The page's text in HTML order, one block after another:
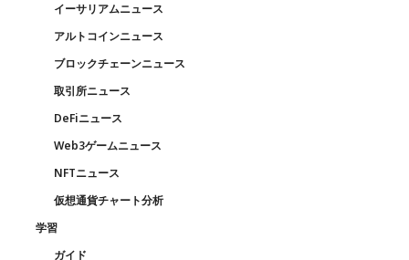
イーサリアムニュース
アルトコインニュース
ブロックチェーンニュース
取引所ニュース
DeFiニュース
Web3ゲームニュース
NFTニュース
仮想通貨チャート分析
学習
ガイド